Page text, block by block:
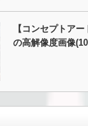
【コンセプトア
の高解像度画像